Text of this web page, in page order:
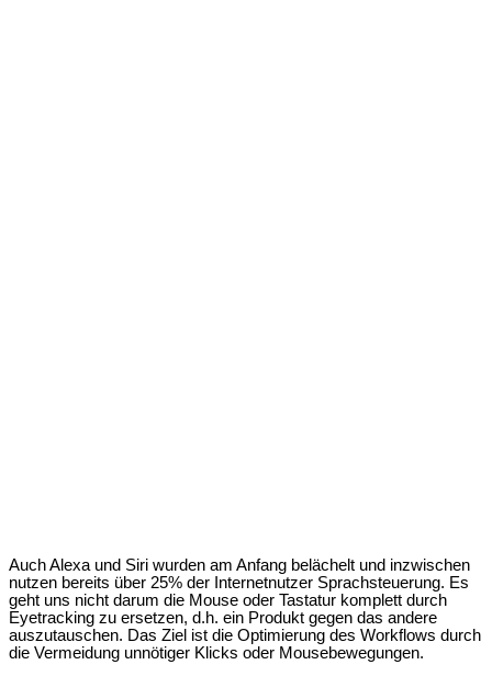
Auch Alexa und Siri wurden am Anfang belächelt und inzwischen
nutzen bereits über 25% der Internetnutzer Sprachsteuerung. Es
geht uns nicht darum die Mouse oder Tastatur komplett durch
Eyetracking zu ersetzen, d.h. ein Produkt gegen das andere
auszutauschen. Das Ziel ist die Optimierung des Workflows durch
die Vermeidung unnötiger Klicks oder Mousebewegungen.